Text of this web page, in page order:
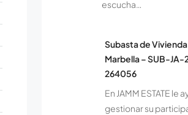
escucha…
Subasta de
Marbella – SUB-
264056
En JAMM ESTATE le
gestionar su